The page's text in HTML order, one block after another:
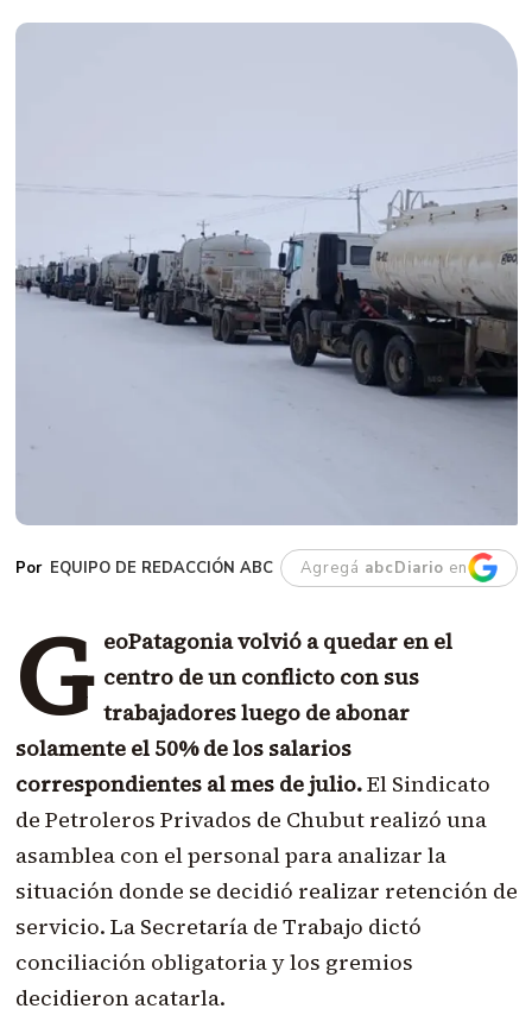
EQUIPO DE REDACCIÓN ABC Agregá abcDiario en
G eoPatagonia volvió a quedar en el
centro de un conflicto con sus
trabajadores luego de abonar
solamente el 50% de los salarios
correspondientes al mes de julio.El Sindicato
de Petroleros Privados de Chubut realizó una
asamblea con el personal para analizar la
situación donde se decidió realizar retención de
servicio. La Secretaría de Trabajo dictó
conciliación obligatoria y los gremios
decidieron acatarla.